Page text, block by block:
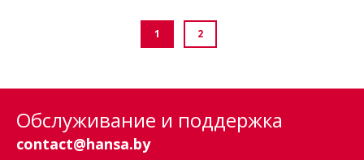
1 2
Обслуживание и поддержка
contact@hansa.by